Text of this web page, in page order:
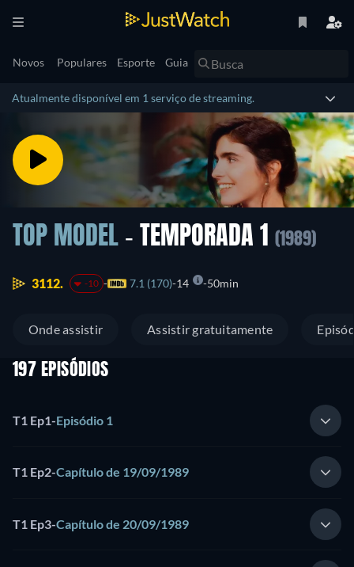
Novos Populares Esporte Guia
Atualmente disponível em 1 serviço de streaming.
TOP MODEL - TEMPORADA 1 (1989)
3112. -10 7.1 (170) 14 50min
Onde assistir Assistir gratuitamente
197 EPISÓDIOS
T1 Ep1-Episódio 1
T1 Ep2-Capítulo de 19/09/1989
T1 Ep3-Capítulo de 20/09/1989